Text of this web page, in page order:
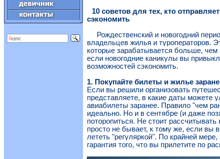
10 советов для тех, кто
сэкономить
Рождественский и новогодний
владельцев жилья и туроператоров.
которые зарабатывается больше,
если новогодние каникулы вы
возможностей сэкономить.
1. Покупайте билеты и жилье
Если вы решили организовать
представляете, в какие даты можете
авиабилеты заранее. Правило "чем
идеально. Но и в сентябре (и даже
поторопиться. Не стоит
просто не бывает, к тому же, если вы
лететь "регуляркой". По крайней
гарантия того, что вы прилетите по